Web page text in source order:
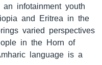
infotainment youth
and Eritrea in the
varied perspectives
in the Horn of
language is a